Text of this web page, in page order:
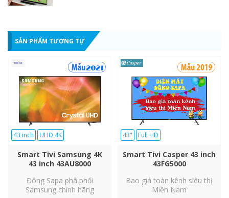
Trải nghiệm hình ảnh đầy màu sắc nhờ công
nghệPurcolor
Cảm nhận hình ảnh chân thực, sống động trong từng khung hình
với công nghệ PurColor. Lạc vào thế giới đầy màu sắc, đắm
chìm trong từng khoảnh khắc sắc nét đến kinh ngạc.
SẢN PHẨM TƯƠNG TỰ
43 inch UHD 4K
Smart Tivi Samsung 4K
43 inch 43AU8000
Đông Sapa phâ phối
Samsung chính hãng
43" Full HD
Smart Tivi Casper 43 inch
43FG5000
Bao giá toàn kênh siêu thị
Miền Nam